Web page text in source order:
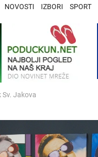
NOVOSTI IZBORI SPORT
Sv. Jakova